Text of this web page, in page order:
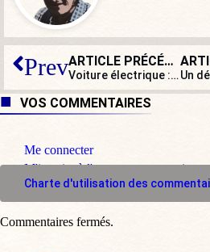
Prev ARTICLE PRÉCÉDENT
Voiture électrique : crash violent dans le mur des réalités
VOS COMMENTAIRES
Me connecter
M'inscrire à l'espace commentaire
Charte d'utilisation des
Commentaires fermés.